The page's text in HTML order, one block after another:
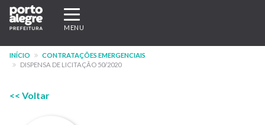
Pular
para
conteúdo
principal
Expandir/recolher
navegação
MENU
INÍCIO
CONTRATAÇÕES EMERGENCIAIS
DISPENSA DE LICITAÇÃO 50/2020
<< Voltar